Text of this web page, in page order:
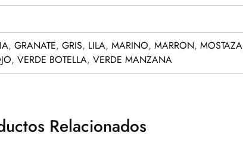
, GRANATE, GRIS, LILA, MARINO, MARRON, MOSTAZA
, VERDE BOTELLA, VERDE MANZANA
Relacionados